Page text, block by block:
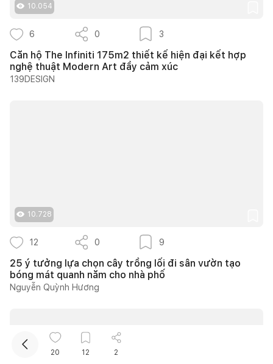
10.054
6 0 3
Căn hộ The Infiniti 175m2 thiết kế hiện đại kết hợp
nghệ thuật Modern Art đầy cảm xúc
139DESIGN
10.728
12 0 9
25 ý tưởng lựa chọn cây trồng lối đi sân vườn tạo
bóng mát quanh năm cho nhà phố
Nguyễn Quỳnh Hương
20 12 2
Mua sắm hoàn thiện nhà